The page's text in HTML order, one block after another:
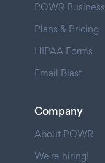
POWR Business
Plans & Pricing
HIPAA Forms
Email Blast
Company
About POWR
We're hiring!